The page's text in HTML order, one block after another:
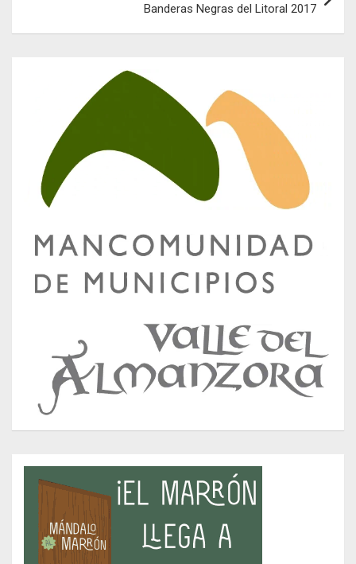
Banderas Negras del Litoral 2017